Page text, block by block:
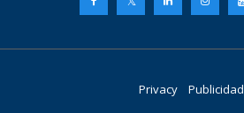
Privacy Publicidad